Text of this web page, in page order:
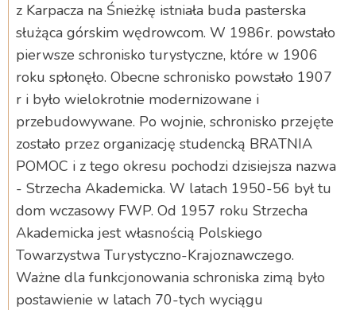
z Karpacza na Śnieżkę istniała buda pasterska
służąca górskim wędrowcom. W 1986r. powstało
pierwsze schronisko turystyczne, które w 1906
roku spłonęło. Obecne schronisko powstało 1907
r i było wielokrotnie modernizowane i
przebudowywane. Po wojnie, schronisko przejęte
zostało przez organizację studencką BRATNIA
POMOC i z tego okresu pochodzi dzisiejsza nazwa
- Strzecha Akademicka. W latach 1950-56 był tu
dom wczasowy FWP. Od 1957 roku Strzecha
Akademicka jest własnością Polskiego
Towarzystwa Turystyczno-Krajoznawczego.
Ważne dla funkcjonowania schroniska zimą było
postawienie w latach 70-tych wyciągu